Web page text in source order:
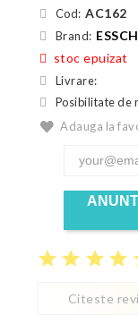
Cod: AC162
Brand:
stoc epuizat
Livrare:
Posibilitate de
Adauga la
star star star star
Citeste